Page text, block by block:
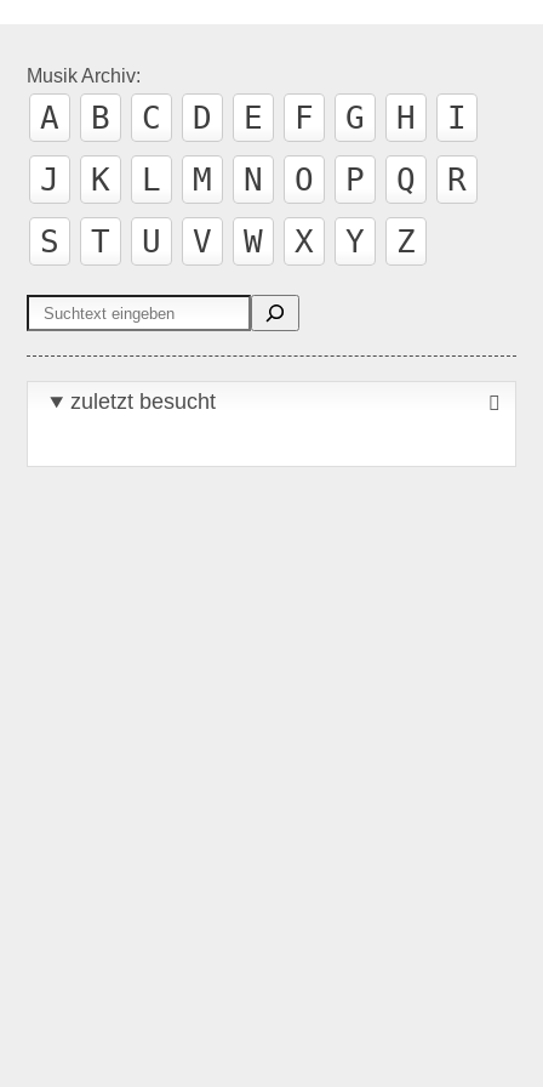
Musik Archiv:
A B C D E F G H
I
J
K L M N O P Q
R
S
T U V W X Y Z
Suchen
zuletzt besucht